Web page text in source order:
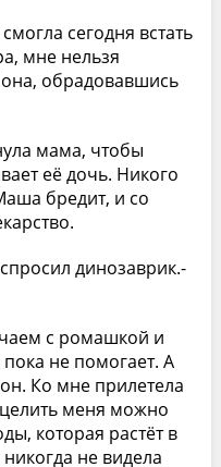
сегодня встать
мне нельзя
обрадовавшись
мама, чтобы
её дочь. Никого
бредит, и со
динозаврик.-
с ромашкой и
не помогает. А
Ко мне прилетела
меня можно
которая растёт в
не видела